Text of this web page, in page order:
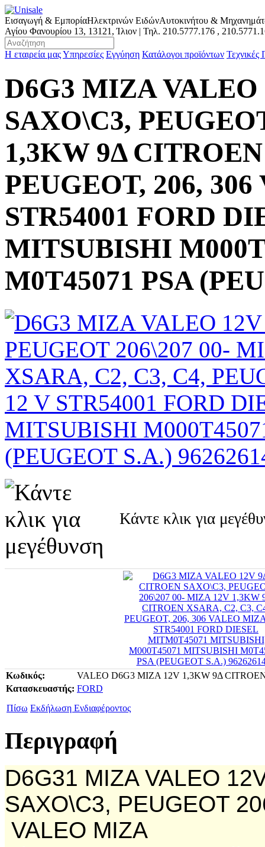
Εισαγωγή & ΕμπορίαΗλεκτρινών ΕιδώνΑυτοκινήτου &
Αγίου Φανουρίου 13, 13121, Ίλιον | Τηλ. 210.5777.176 ,
Η εταιρεία μαςΥπηρεσίες Εγγύηση Κατάλογοι προϊόντων Τεχνικές
D6G3 ΜΙΖΑ VALEO
SAXO\C3,
1,3KW 9Δ
PEUGEOT, 206,
STR54001 FORD
MITSUBISHI
M0T45071 PSA
Κάντε κλικ για
Κωδικός:
VALEO D6G3 ΜΙΖΑ 12V 1,3KW 9Δ
Κατασκευαστής: FORD
Πίσω Εκδήλωση Ενδιαφέροντος
Περιγραφή
D6G31 ΜΙΖΑ VALEO
SAXO\C3, PEUGEOT
VALEO MIZA